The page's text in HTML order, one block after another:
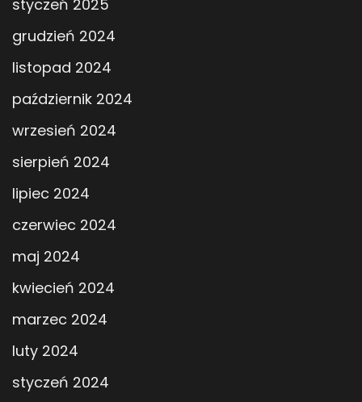
styczeń 2025
grudzień 2024
listopad 2024
październik 2024
wrzesień 2024
sierpień 2024
lipiec 2024
czerwiec 2024
maj 2024
kwiecień 2024
marzec 2024
luty 2024
styczeń 2024